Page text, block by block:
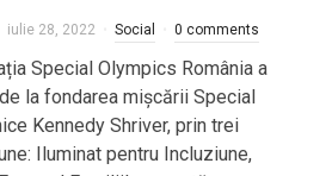
iulie 28, 2022 Social 0 comments
Special Olympics România a
la fondarea mișcării Special
Kennedy Shriver, prin trei
Iluminat pentru Incluziune,